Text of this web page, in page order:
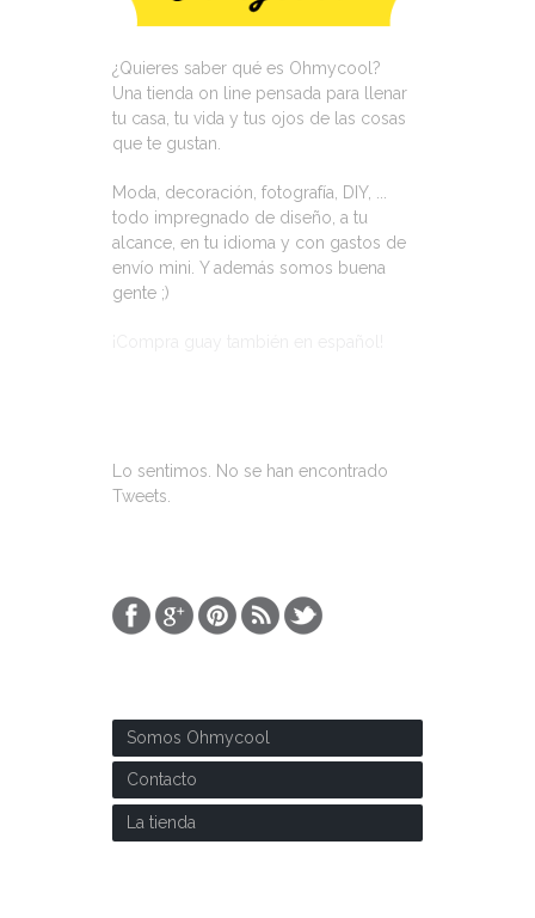
¿Quieres saber qué es Ohmycool?
Una tienda on line pensada para llenar
tu casa, tu vida y tus ojos de las cosas
que te gustan.
Moda, decoración, fotografía, DIY, ...
todo impregnado de diseño, a tu
alcance, en tu idioma y con gastos de
envío mini. Y además somos buena
gente ;)
Lo sentimos. No se han encontrado
Tweets.
Somos Ohmycool
Contacto
La tienda